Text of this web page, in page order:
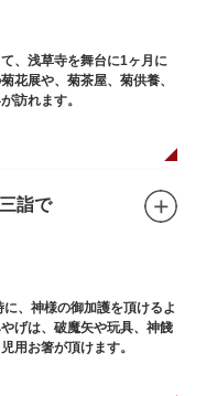
、浅草寺を舞台に1ヶ月に
花展や、菊茶屋、菊供養、
訪れます。
詣で
、神様の御加護を頂けるよ
げは、破魔矢や玩具、神餞
用お箸が頂けます。